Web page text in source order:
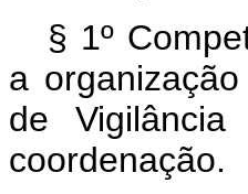
§ 1º
a
de
coordenação.